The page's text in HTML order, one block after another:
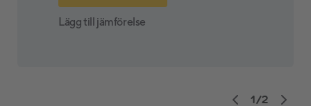
Lägg till jämförelse
1/2